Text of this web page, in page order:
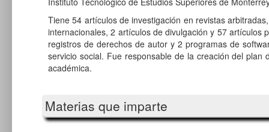
Tiene 54 artículos de investigación en revistas
internacionales, 2 artículos de divulgación y 57 artículos
registros de derechos de autor y 2 programas de
servicio social. Fue responsable de la creación del
académica.
Materias que imparte